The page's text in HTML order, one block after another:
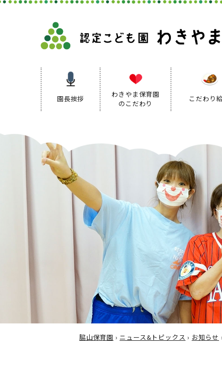
園長挨拶
わきやま保育園
のこだわり
保育方針
保育の特色
保育方針
こだわり
脇山保育園 › ニュース&トピックス › お知らせ